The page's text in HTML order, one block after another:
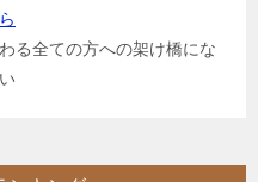
る全ての方への架け橋にな